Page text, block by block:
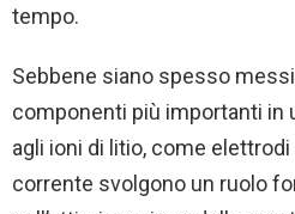
tempo.
Sebbene siano spesso
componenti più importanti in
agli ioni di litio, come
corrente svolgono un ruolo